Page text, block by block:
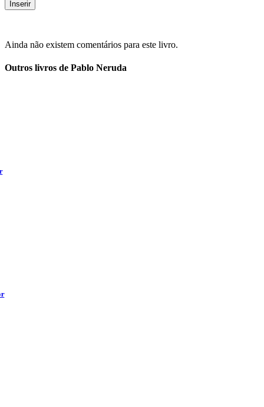
Ainda não existem comentários para este livro.
Outros livros de Pablo Neruda